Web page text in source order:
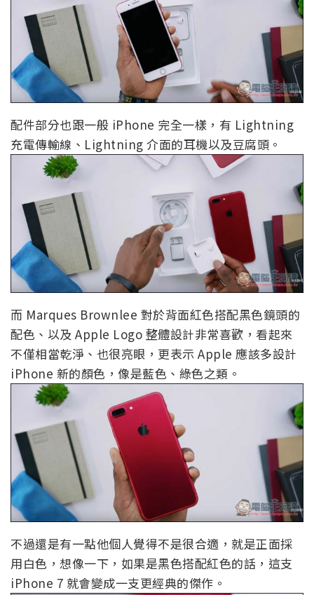
配件部分也跟一般 iPhone 完全一樣，有 Lightning
充電傳輸線、Lightning 介面的耳機以及豆腐頭。
而 Marques Brownlee 對於背面紅色搭配黑色鏡頭的
配色、以及 Apple Logo 整體設計非常喜歡，看起來
不僅相當乾淨、也很亮眼，更表示 Apple 應該多設計
iPhone 新的顏色，像是藍色、綠色之類。
不過還是有一點他個人覺得不是很合適，就是正面採
用白色，想像一下，如果是黑色搭配紅色的話，這支
iPhone 7 就會變成一支更經典的傑作。